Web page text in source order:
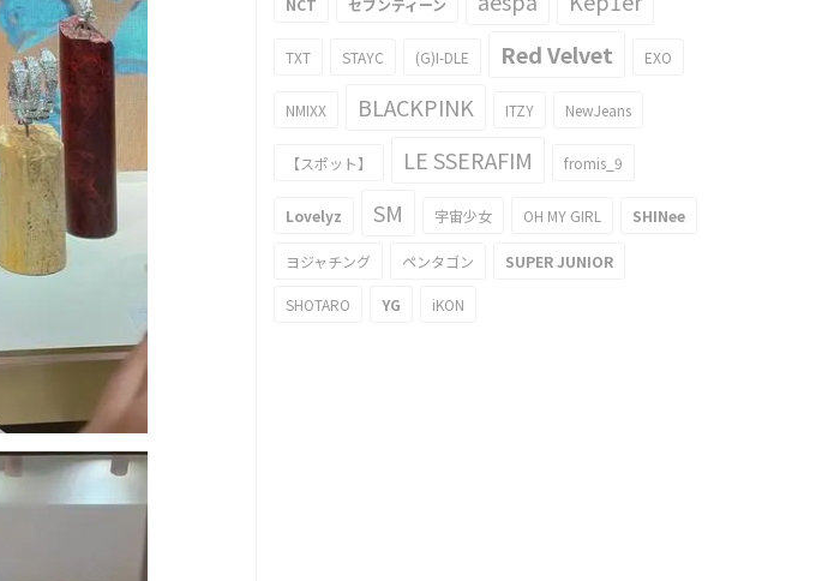
NCT セブンティーン
TXT STAYC (G)I-DLE Red Velvet EXO
NMIXX BLACKPINK ITZY NewJeans
【スポット】 LE SSERAFIM fromis_9
Lovelyz SM 宇宙少女 OH MY GIRL SHINee
ヨジャチング ペンタゴン SUPER JUNIOR
SHOTARO YG iKON